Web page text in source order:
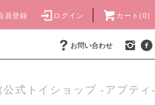
員登録 ログイン カート(0)
お問い合わせ
式トイショップ -アプティ-